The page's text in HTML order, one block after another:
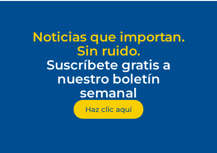
Noticias que importan.
Sin ruido.
Suscríbete gratis a
nuestro boletín
semanal
Haz clic aquí